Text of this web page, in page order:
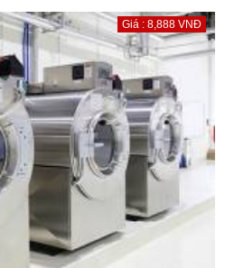
Giá : 8,888 VNĐ